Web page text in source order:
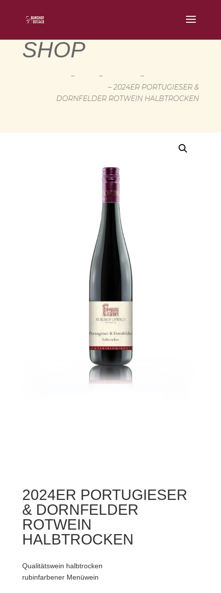
SHOP
– – –
– 2024ER PORTUGIESER &
DORNFELDER ROTWEIN HALBTROCKEN
2024ER PORTUGIESER
& DORNFELDER
ROTWEIN
HALBTROCKEN
Qualitätswein halbtrocken
rubinfarbener Menüwein